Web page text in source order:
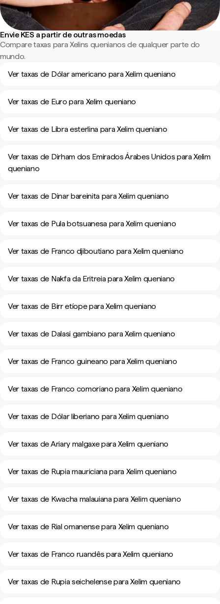
Envie KES a partir de outras moedas
Compare taxas para Xelins quenianos de qualquer parte do
mundo.
Ver taxas de Dólar americano para Xelim queniano
Ver taxas de Euro para Xelim queniano
Ver taxas de Libra esterlina para Xelim queniano
Ver taxas de Dirham dos Emirados Árabes Unidos para Xelim
queniano
Ver taxas de Dinar bareinita para Xelim queniano
Ver taxas de Pula botsuanesa para Xelim queniano
Ver taxas de Franco djiboutiano para Xelim queniano
Ver taxas de Nakfa da Eritreia para Xelim queniano
Ver taxas de Birr etíope para Xelim queniano
Ver taxas de Dalasi gambiano para Xelim queniano
Ver taxas de Franco guineano para Xelim queniano
Ver taxas de Franco comoriano para Xelim queniano
Ver taxas de Dólar liberiano para Xelim queniano
Ver taxas de Ariary malgaxe para Xelim queniano
Ver taxas de Rupia mauriciana para Xelim queniano
Ver taxas de Kwacha malauiana para Xelim queniano
Ver taxas de Rial omanense para Xelim queniano
Ver taxas de Franco ruandês para Xelim queniano
Ver taxas de Rupia seichelense para Xelim queniano